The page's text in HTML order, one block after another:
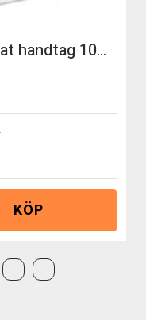
Rostfri Skrapa med gängat handtag 100 mm, Gul
KÖP